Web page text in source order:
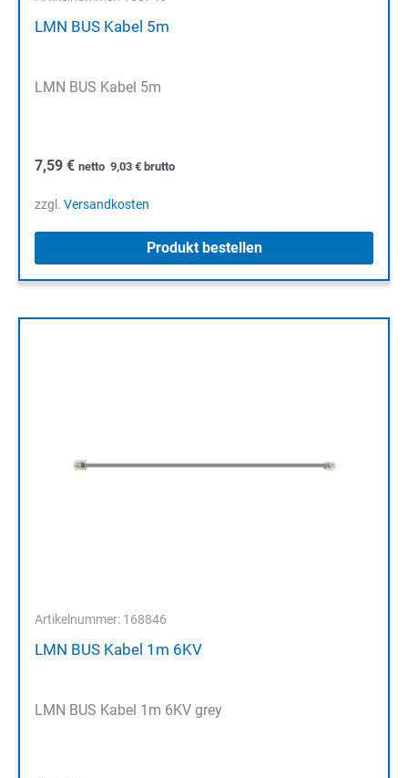
LMN BUS Kabel 5m
LMN BUS Kabel 5m
7,59 € netto 9,03 € brutto
zzgl. Versandkosten
Produkt bestellen
Artikelnummer: 168846
LMN BUS Kabel 1m 6KV
LMN BUS Kabel 1m 6KV grey